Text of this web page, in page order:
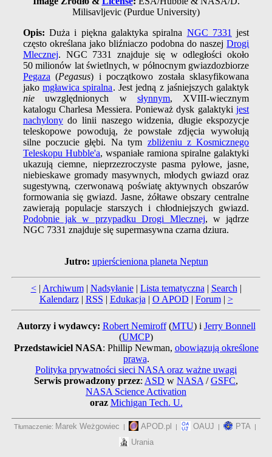
Milisavljevic (Purdue University)
Opis:Duża i piękna galaktyka spiralna NGC 7331 jest
często określana jako bliźniaczo podobna do naszejDrogi
Mlecznej. NGC 7331 znajduje się w odległości około
50 milionów lat świetlnych, w północnym gwiazdozbiorze
Pegaza (Pegasus) i początkowo została sklasyfikowana
jakomgławica spiralna. Jest jedną z jaśniejszych galaktyk
nieuwzględnionych w słynnym, XVIII-wiecznym
katalogu Charlesa Messiera. Ponieważ dysk galaktykijest
nachylonydo linii naszego widzenia, długie ekspozycje
teleskopowe powodują, że powstałe zdjęcia wywołują
silne poczucie głębi. Na tym zbliżeniu z Kosmicznego
Teleskopu Hubble'a, wspaniałe ramiona spiralne galaktyki
ukazują ciemne, nieprzezroczyste pasma pyłowe, jasne,
niebieskawe gromady masywnych, młodych gwiazd oraz
sugestywną, czerwonawą poświatę aktywnych obszarów
formowania się gwiazd. Jasne, żółtawe obszary centralne
zawierają populacje starszych i chłodniejszych gwiazd.
Podobnie jak w przypadku Drogi Mlecznej, w jądrze
NGC 7331 znajduje się supermasywna czarna dziura.
Jutro: upierścieniona planeta Neptun
<| Archiwum| Nadsyłanie| Lista tematyczna | Search |
Kalendarz| RSS | Edukacja | O APOD | Forum| >
Autorzy i wydawcy: Robert Nemiroff(MTU) i Jerry Bonnell
(UMCP)
Przedstawiciel NASA: Phillip Newman, obowiązują określone
prawa.
Polityka prywatności sieci NASA oraz ważne uwagi
Serwis prowadzony przez: ASD w NASA /GSFC,
NASA Science Activation
oraz Michigan Tech. U.
Tłumaczenie: Marek Weżgowiec | APOD.pl | OAUJ | PTA |
Urania